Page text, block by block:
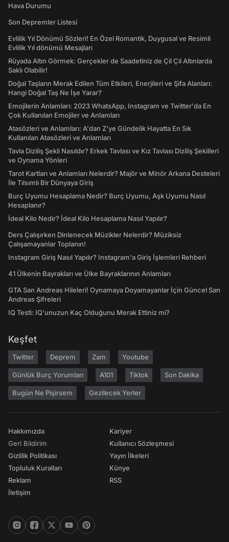
Hava Durumu
Son Depremler Listesi
Evlilik Yıl Dönümü Sözleri! En Özel Romantik, Duygusal ve Resimli
Evlilik Yıl dönümü Mesajları
Rüyada Altın Görmek: Gerçekler de Saadetiniz de Çil Çil Altınlarda
Saklı Olabilir!
Doğal Taşların Merak Edilen Tüm Etkileri, Enerjileri ve Şifa Alanları:
Hangi Doğal Taş Ne İşe Yarar?
Emojilerin Anlamları: 2023 WhatsApp, Instagram ve Twitter'da En
Çok Kullanılan Emojiler ve Anlamları
Atasözleri ve Anlamları: A'dan Z'ye Gündelik Hayatta En Sık
Kullanılan Atasözleri ve Anlamları
Tavla Diziliş Şekli Nasıldır? Erkek Tavlası ve Kız Tavlası Diziliş Şekilleri
ve Oynama Yönleri
Tarot Kartları ve Anlamları Nelerdir? Majör ve Minör Arkana Desteleri
İle Tılsımlı Bir Dünyaya Giriş
Burç Uyumu Hesaplama Nedir? Burç Uyumu, Aşk Uyumu Nasıl
Hesaplanır?
İdeal Kilo Nedir? İdeal Kilo Hesaplama Nasıl Yapılır?
Ders Çalışırken Dinlenecek Müzikler Nelerdir? Müziksiz
Çalışamayanlar Toplanın!
Instagram Giriş Nasıl Yapılır? Instagram'a Giriş İşlemleri Rehberi
41 Ülkenin Bayrakları ve Ülke Bayraklarının Anlamları
GTA San Andreas Hileleri! Oynamaya Doyamayanlar İçin Güncel San
Andreas Şifreleri
IQ Testi: IQ'unuzun Kaç Olduğunu Merak Ettiniz mi?
Keşfet
Twitter Deprem Zam Youtube
Günlük Burç Yorumları A101 Tiktok Son Dakika
Bugün Ne Pişirsem Gezilecek Yerler
Hakkımızda
Geri Bildirim
Gizlilik Politikası
Topluluk Kuralları
Reklam
İletişim
Kariyer
Kullanıcı Sözleşmesi
Yayın İlkeleri
Künye
RSS